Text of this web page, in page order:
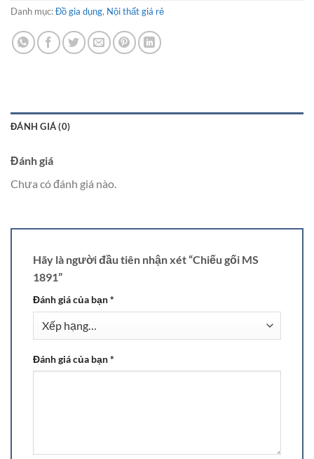
Danh mục:Đồ gia dụng, Nội thất giá rẻ
ĐÁNH GIÁ (0)
Đánh giá
Chưa có đánh giá nào.
Hãy là người đầu tiên nhận xét “Chiếu gối MS
1891”
Đánh giá của bạn*
Đánh giá của bạn*